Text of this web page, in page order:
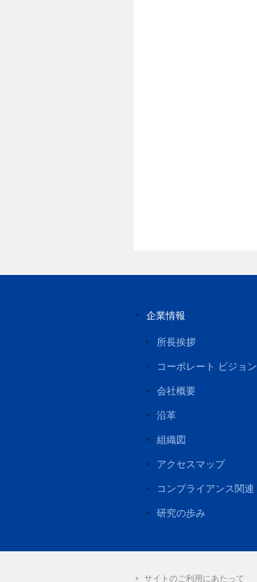
企業情報
所長挨拶
コーポレート ビジョン
会社概要
沿革
組織図
アクセスマップ
コンプライアンス関連
研究の歩み
サイトのご利用にあたって